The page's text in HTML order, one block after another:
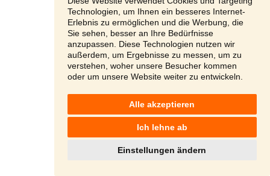
Technologien, um Ihnen ein besseres Internet-
Erlebnis zu ermöglichen und die Werbung, die
Sie sehen, besser an Ihre Bedürfnisse
anzupassen. Diese Technologien nutzen wir
außerdem, um Ergebnisse zu messen, um zu
verstehen, woher unsere Besucher kommen
oder um unsere Website weiter zu entwickeln.
Alle akzeptieren
Ich lehne ab
Einstellungen ändern